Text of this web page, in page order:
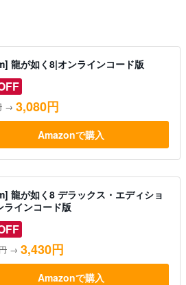
龍が如く8|オンラインコード版
→ 3,080円
Amazonで購入
龍が如く8 デラックス・エディショ
ラインコード版
→ 3,430円
Amazonで購入